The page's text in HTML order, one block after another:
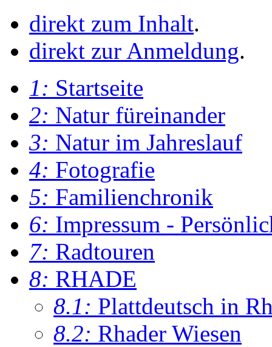
direkt zum Inhalt.
direkt zur Anmeldung.
1: Startseite
2: Natur füreinander
3: Natur im Jahreslauf
4: Fotografie
5: Familienchronik
6: Impressum -
7: Radtouren
8: RHADE
8.1: Plattdeutsch in
8.2: Rhader Wiesen